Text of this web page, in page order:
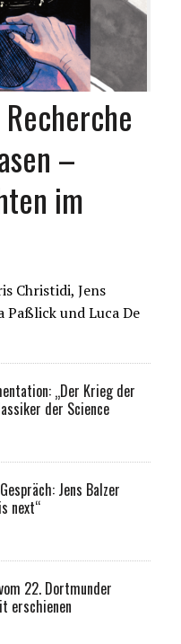
–
im
Christidi, Jens
Paßlick und Luca De
„Der Krieg der
der Science
Jens Balzer
next“
22. Dortmunder
erschienen